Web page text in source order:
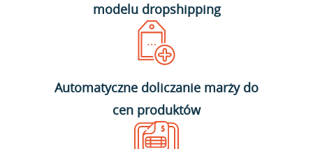
modelu dropshipping
Automatyczne doliczanie marży do
cen produktów